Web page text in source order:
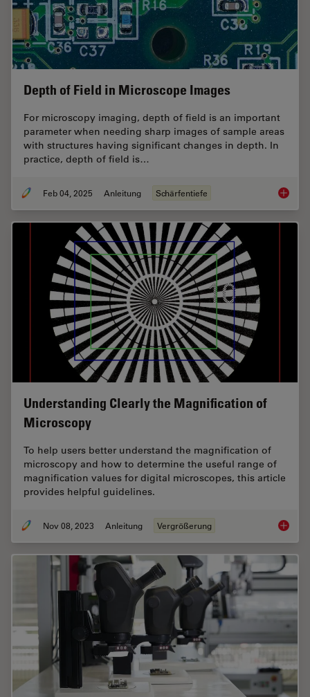
Depth of Field in Microscope Images
For microscopy imaging, depth of field is an important
parameter when needing sharp images of sample areas
with structures having significant changes in depth. In
practice, depth of field is…
Feb 04, 2025 Anleitung Schärfentiefe Depth
Understanding Clearly the Magnification of
Microscopy
To help users better understand the magnification of
microscopy and how to determine the useful range of
magnification values for digital microscopes, this article
provides helpful guidelines.
Nov 08, 2023 Anleitung Vergrößerung